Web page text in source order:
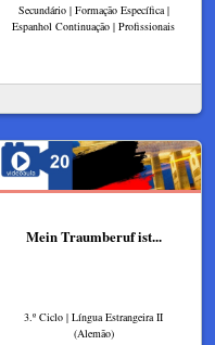
Secundário | Formação Específica |
Espanhol Continuação | Profissionais
Mein Traumberuf ist...
3.º Ciclo | Língua Estrangeira II
(Alemão)